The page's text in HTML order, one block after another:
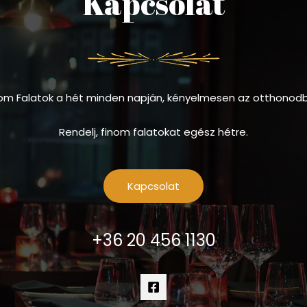
Falatok a hét minden napján, kényelmesen az
Rendelj, finom falatokat egész hétre.
Kapcsolat
+36 20 456 1130